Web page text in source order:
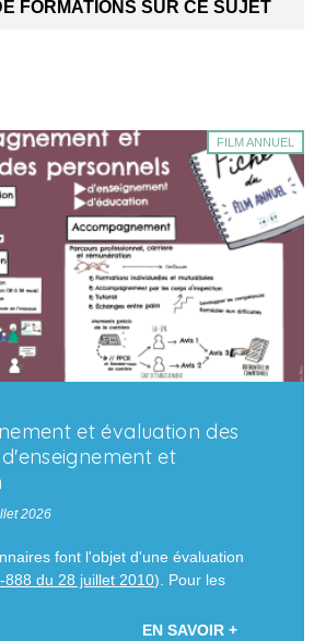
FORMATIONS SUR CE SUJET
FILM ANNUEL
et évaluation des
et
2026
font l'objet d'une évaluation
888 du 28 juillet 2010). Pour les
EN SAVOIR +